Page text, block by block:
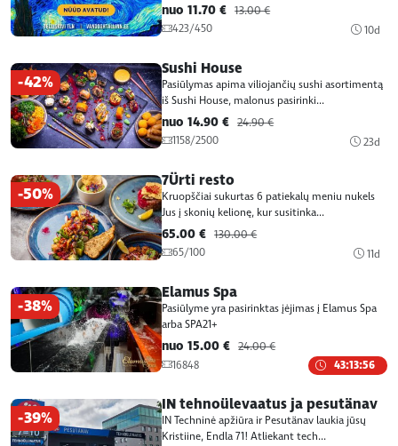
nuo 11.70 € 13.00 €
423/450
10d
-42%
Sushi House
Pasiūlymas apima viliojančių sushi asortimentą
iš Sushi House, malonus pasirinki...
nuo 14.90 € 24.90 €
1158/2500
23d
-50%
7Ürti resto
Kruopščiai sukurtas 6 patiekalų meniu nukels
Jus į skonių kelionę, kur susitinka...
65.00 € 130.00 €
65/100
11d
-38%
Elamus Spa
Pasiūlyme yra pasirinktas įėjimas į Elamus Spa
arba SPA21+
nuo 15.00 € 24.00 €
16848
43:13:56
-39%
IN tehnoülevaatus ja pesutänav
IN Techninė apžiūra ir Pesutänav laukia jūsų
Kristiine, Endla 71! Atliekant tech...